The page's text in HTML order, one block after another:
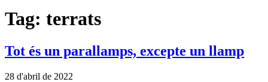
Tag: terrats
Tot és un parallamps, excepte un llamp
28 d'abril de 2022